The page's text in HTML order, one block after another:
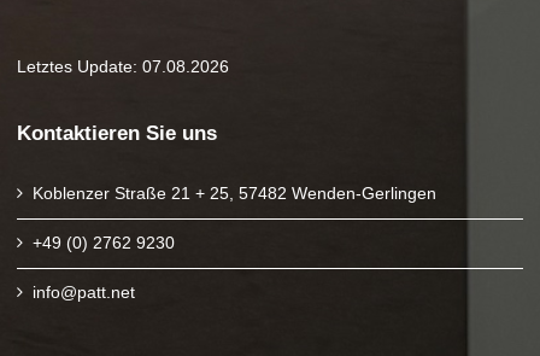
Letztes Update: 07.08.2026
Kontaktieren Sie uns
Koblenzer Straße 21 + 25, 57482 Wenden-Gerlingen
+49 (0) 2762 9230
info@patt.net